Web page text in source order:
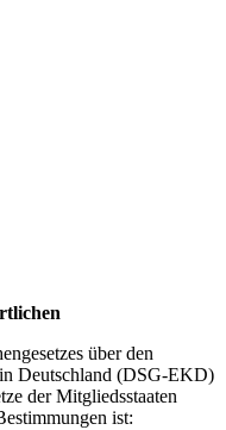
über den
Deutschland (DSG-EKD)
der Mitgliedsstaaten
ist: